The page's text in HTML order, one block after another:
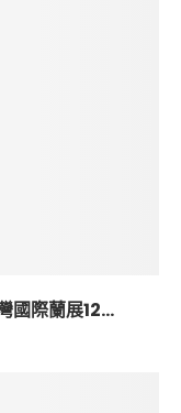
國際蘭展12...